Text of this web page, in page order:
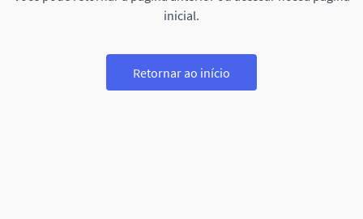
inicial.
Retornar ao início